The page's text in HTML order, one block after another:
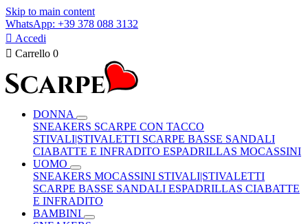
Skip to main content
WhatsApp: +39 378 088 3132
 Accedi
 Carrello 0
DONNA
SNEAKERS SCARPE CON TACCO
STIVALI|STIVALETTI SCARPE BASSE SANDALI
CIABATTE E INFRADITO ESPADRILLAS MOCASSINI
UOMO
SNEAKERS MOCASSINI STIVALI|STIVALETTI
SCARPE BASSE SANDALI ESPADRILLAS CIABATTE
E INFRADITO
BAMBINI